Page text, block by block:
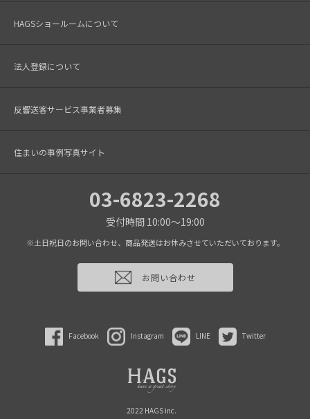
HAGSショールームについて
法人登録について
反響送客サービス事業者募集
住まいの事例写真サイト
03-6823-2268
受付時間 10:00～19:00
※土日祝日のお問い合わせ、商品発送はお休みさせていただいております。
お問い合わせ
Facebook Instagram LINE Twitter
2022 HAGS inc.